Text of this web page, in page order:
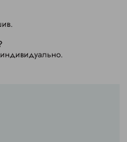
индивидуально.